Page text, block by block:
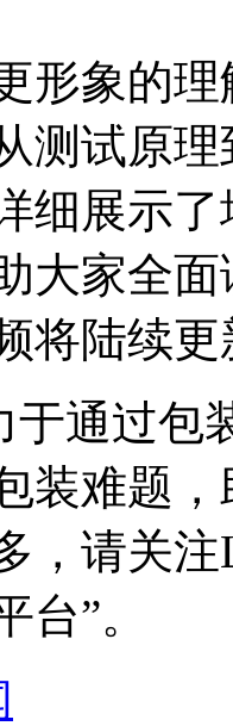
形象的
测试原
细展示
大家全面
将陆续
于通过包
装难题
，请关
台”。